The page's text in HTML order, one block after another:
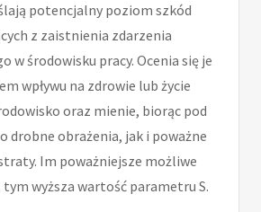
potencjalny poziom szkód
z zaistnienia zdarzenia
w środowisku pracy. Ocenia się je
wpływu na zdrowie lub życie
oraz mienie, biorąc pod
drobne obrażenia, jak i poważne
Im poważniejsze możliwe
wyższa wartość parametru S.